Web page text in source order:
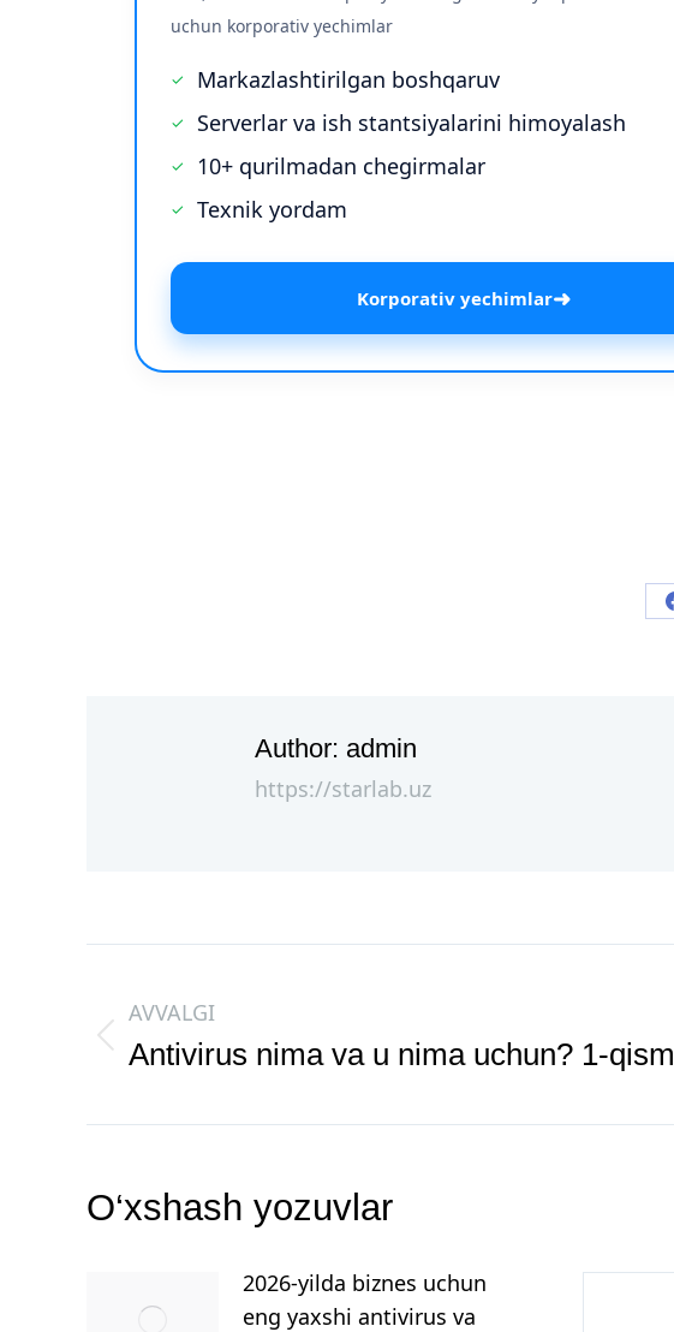
uchun korporativ yechimlar
Markazlashtirilgan boshqaruv
Serverlar va ish stantsiyalarini himoyalash
10+ qurilmadan chegirmalar
Texnik yordam
Korporativ yechimlar➜
Author: admin
https://starlab.uz
AVVALGI
Antivirus nima va u nima uchun? 1-qism
O‘xshash yozuvlar
2026-yilda biznes uchun
eng yaxshi antivirus va